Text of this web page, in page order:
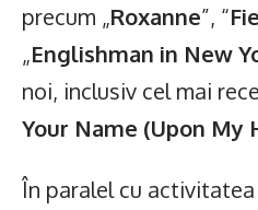
precum „Roxanne”, “
„Englishman in New
noi, inclusiv cel mai
Your Name (Upon My
În paralel cu